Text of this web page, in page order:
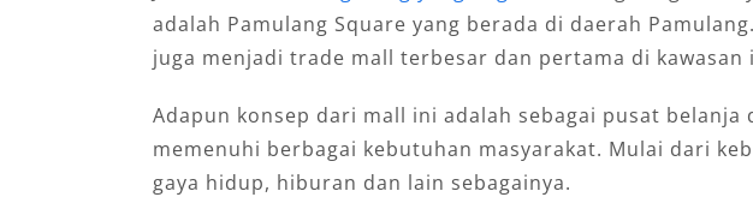
adalah Pamulang Square yang berada di daerah
juga menjadi trade mall terbesar dan pertama di kawasan
Adapun konsep dari mall ini adalah sebagai pusat belanja
memenuhi berbagai kebutuhan masyarakat. Mulai dari
gaya hidup, hiburan dan lain sebagainya.